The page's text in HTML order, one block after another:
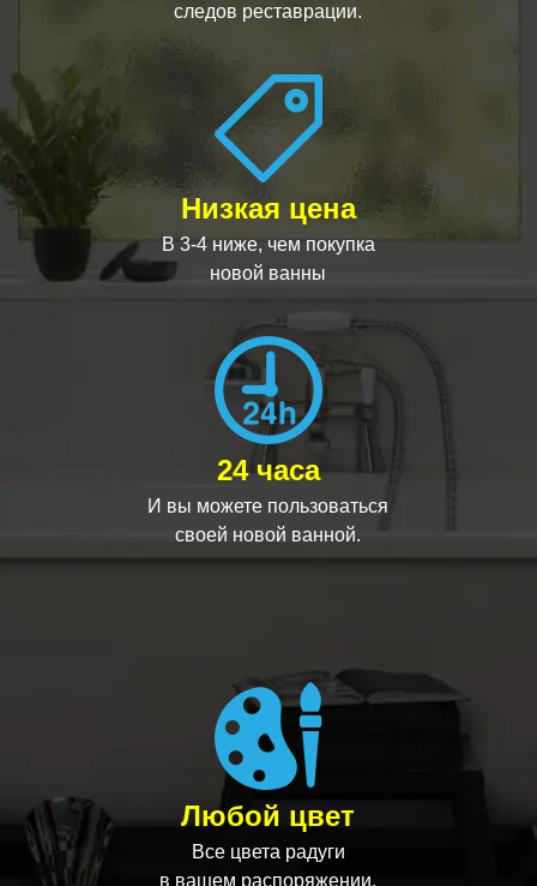
следов реставрации.
Низкая цена
В 3-4 ниже, чем покупка
новой ванны
24 часа
И вы можете пользоваться
своей новой ванной.
Любой цвет
Все цвета радуги
в вашем распоряжении.